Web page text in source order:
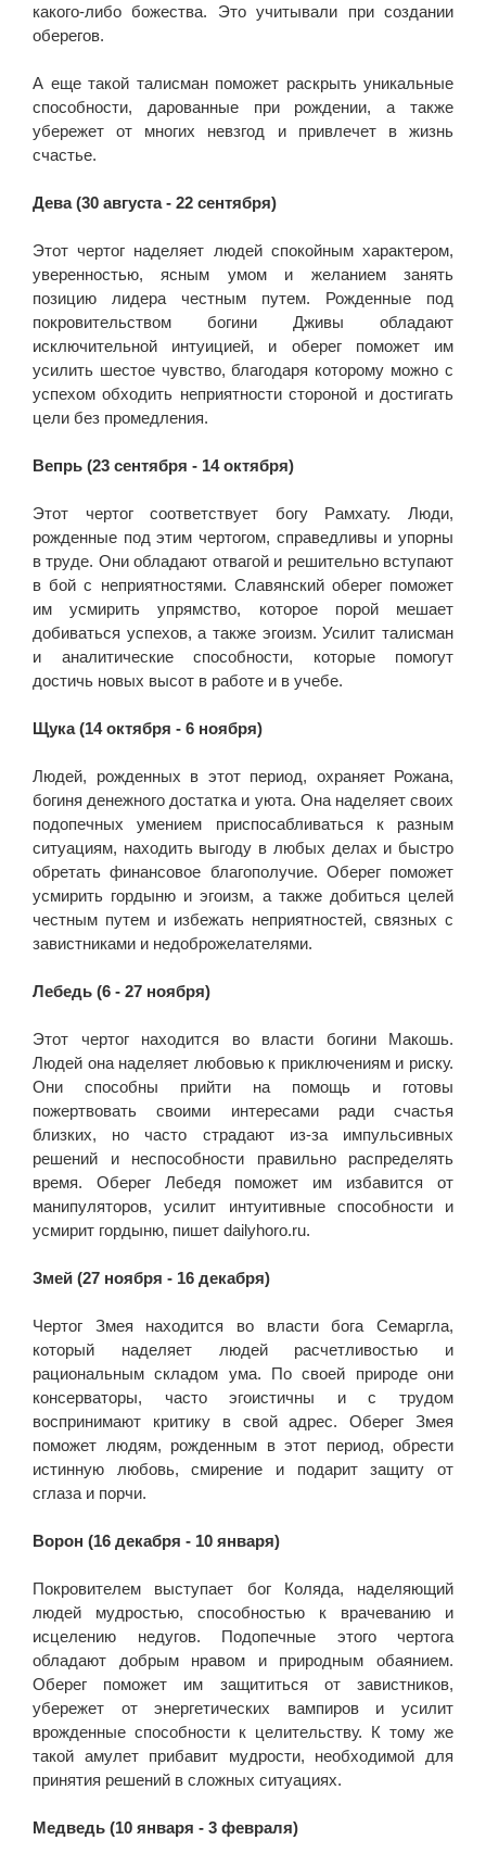
какого-либо божества. Это учитывали при создании
оберегов.
А еще такой талисман поможет раскрыть уникальные
способности, дарованные при рождении, а также
убережет от многих невзгод и привлечет в жизнь
счастье.
Дева (30 августа - 22 сентября)
Этот чертог наделяет людей спокойным характером,
уверенностью, ясным умом и желанием занять
позицию лидера честным путем. Рожденные под
покровительством богини Дживы обладают
исключительной интуицией, и оберег поможет им
усилить шестое чувство, благодаря которому можно с
успехом обходить неприятности стороной и достигать
цели без промедления.
Вепрь (23 сентября - 14 октября)
Этот чертог соответствует богу Рамхату. Люди,
рожденные под этим чертогом, справедливы и упорны
в труде. Они обладают отвагой и решительно вступают
в бой с неприятностями. Славянский оберег поможет
им усмирить упрямство, которое порой мешает
добиваться успехов, а также эгоизм. Усилит талисман
и аналитические способности, которые помогут
достичь новых высот в работе и в учебе.
Щука (14 октября - 6 ноября)
Людей, рожденных в этот период, охраняет Рожана,
богиня денежного достатка и уюта. Она наделяет своих
подопечных умением приспосабливаться к разным
ситуациям, находить выгоду в любых делах и быстро
обретать финансовое благополучие. Оберег поможет
усмирить гордыню и эгоизм, а также добиться целей
честным путем и избежать неприятностей, связных с
завистниками и недоброжелателями.
Лебедь (6 - 27 ноября)
Этот чертог находится во власти богини Макошь.
Людей она наделяет любовью к приключениям и риску.
Они способны прийти на помощь и готовы
пожертвовать своими интересами ради счастья
близких, но часто страдают из-за импульсивных
решений и неспособности правильно распределять
время. Оберег Лебедя поможет им избавится от
манипуляторов, усилит интуитивные способности и
усмирит гордыню, пишет dailyhoro.ru.
Змей (27 ноября - 16 декабря)
Чертог Змея находится во власти бога Семаргла,
который наделяет людей расчетливостью и
рациональным складом ума. По своей природе они
консерваторы, часто эгоистичны и с трудом
воспринимают критику в свой адрес. Оберег Змея
поможет людям, рожденным в этот период, обрести
истинную любовь, смирение и подарит защиту от
сглаза и порчи.
Ворон (16 декабря - 10 января)
Покровителем выступает бог Коляда, наделяющий
людей мудростью, способностью к врачеванию и
исцелению недугов. Подопечные этого чертога
обладают добрым нравом и природным обаянием.
Оберег поможет им защититься от завистников,
убережет от энергетических вампиров и усилит
врожденные способности к целительству. К тому же
такой амулет прибавит мудрости, необходимой для
принятия решений в сложных ситуациях.
Медведь (10 января - 3 февраля)